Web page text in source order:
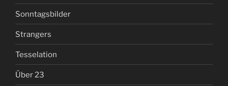
Sonntagsbilder
Strangers
Tesselation
Über 23